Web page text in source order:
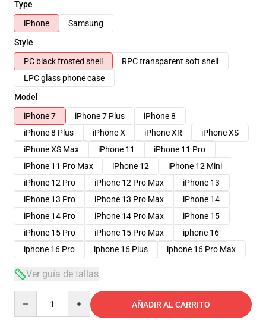
Type
iPhone
Samsung
Style
PC black frosted shell
RPC transparent soft shell
LPC glass phone case
Model
iPhone 7
iPhone 7 Plus
iPhone 8
iPhone 8 Plus
iPhone X iPhone XR
iPhone XS
iPhone XS Max
iPhone 11
iPhone 11 Pro
iPhone 11 Pro Max
iPhone 12
iPhone 12 Mini
iPhone 12 Pro
iPhone 12 Pro Max
iPhone 13
iPhone 13 Pro
iPhone 13 Pro Max
iPhone 14
iPhone 14 Pro
iPhone 14 Pro Max
iPhone 15
iPhone 15 Pro
iPhone 15 Pro Max
iphone 16
iphone 16 Pro
iphone 16 Plus iphone 16 Pro Max
Ver guía de tallas
AÑADIR AL CARRITO